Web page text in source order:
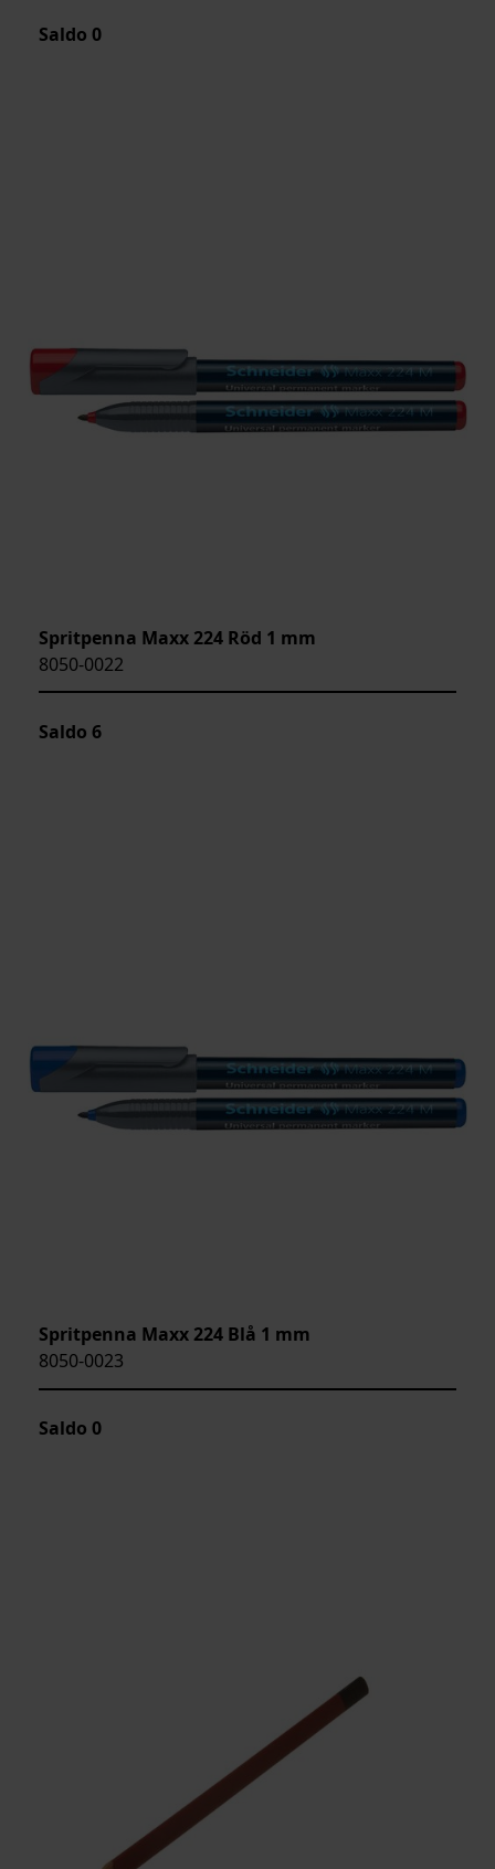
Saldo 0
Spritpenna Maxx 224 Röd 1 mm
8050-0022
Saldo 6
Spritpenna Maxx 224 Blå 1 mm
8050-0023
Saldo 0